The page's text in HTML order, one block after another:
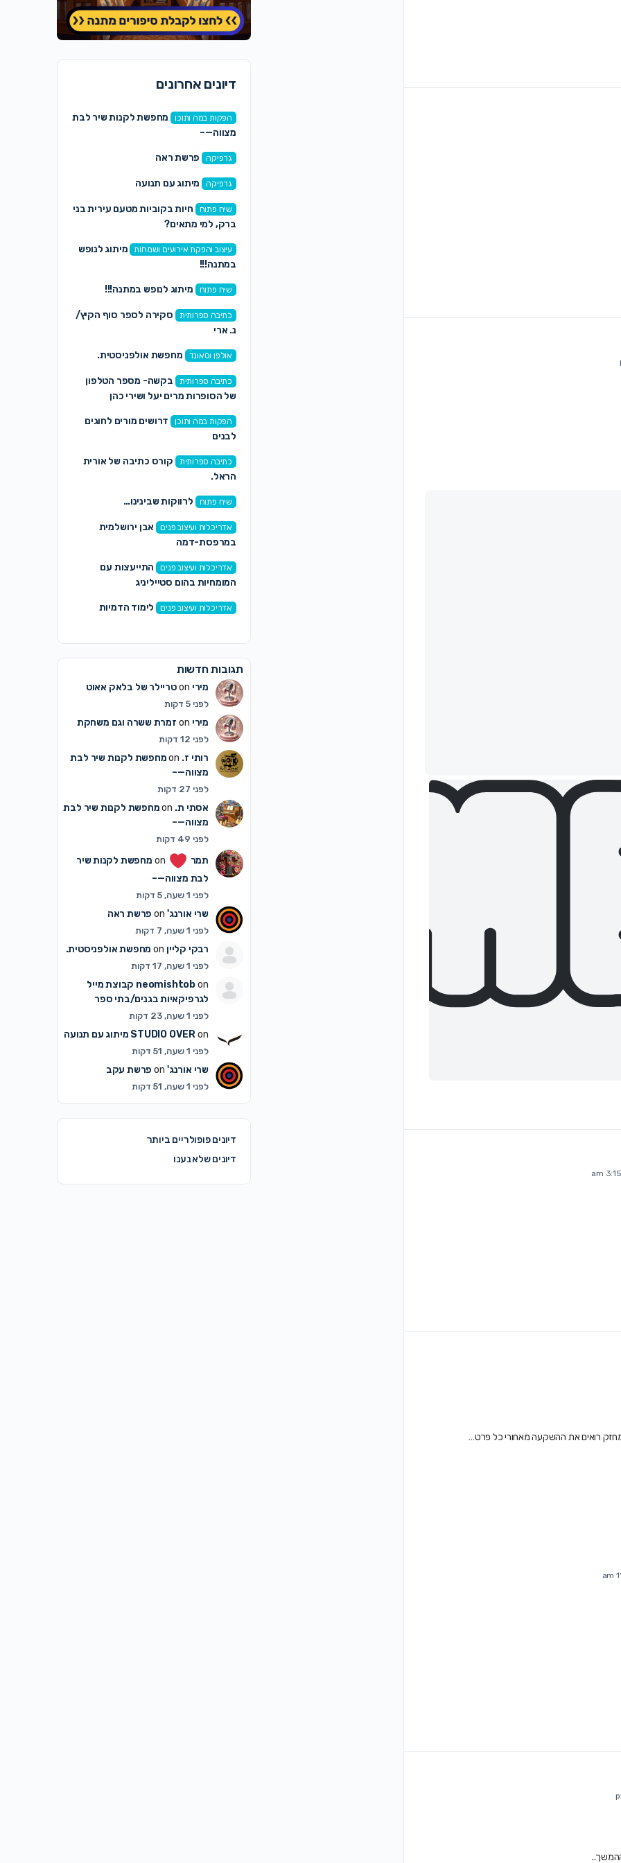
ומחזק רואים את ההשקעה מאחורי כל פרט…
דיונים אחרונים
הפקות במה ותוכן
מחפשת לקנות שיר לבת
מצווה—–
גרפיקה פרשת ראה
גרפיקה מיתוג עם תנועה
שיח פתוח
חיות בקוביות מטעם עירית בני
ברק, למי מתאים?
עיצוב והפקת אירועים ושמחות
מיתוג לנופש
במתנה!!!
שיח פתוח מיתוג לנופש במתנה!!!
כתיבה ספרותית
סקירה לספר סוף הקיץ/
נ. ארי
אולפן וסאונד מחפשת אולפניסטית.
כתיבה ספרותית
בקשה- מספר הטלפון
של הסופרות מרים יעל ושירי כהן
הפקות במה ותוכן
דרושים מורים לחוגים
לבנים
כתיבה ספרותית
קורס כתיבה של אורית
הראל.
שיח פתוח לרווקות שבינינו…
אדריכלות ועיצוב פנים
אבן ירושלמית
במרפסת-דמה
אדריכלות ועיצוב פנים
התייעצות עם
המומחיות בהום סטייליניג
אדריכלות ועיצוב פנים לימוד הדמיות
תגובות חדשות
מירי טריילר של בלאק אאוט
לפני 5 דקות
מירי זמרת ששרה וגם משחקת
לפני 12 דקות
רותי ז.
מחפשת לקנות שיר לבת
מצווה—–
לפני 27 דקות
אסתי ת.
מחפשת לקנות שיר לבת
מצווה—–
לפני 49 דקות
תמר
מחפשת לקנות שיר
לבת מצווה—–
לפני 1 שעה, 5 דקות
שרי אורנג'on פרשת ראה
לפני 1 שעה, 7 דקות
רבקי קליין מחפשת אולפניסטית.
לפני 1 שעה, 17 דקות
neomishtobon
קבוצת מייל
לגרפיקאיות בגנים/בתי ספר
לפני 1 שעה, 23 דקות
STUDIO OVERon מיתוג עם תנועה
לפני 1 שעה, 51 דקות
שרי אורנג'on פרשת עקב
לפני 1 שעה, 51 דקות
דיונים פופולריים ביותר
דיונים שלא נענו